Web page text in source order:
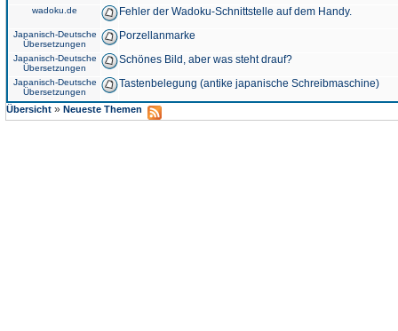
wadoku.de Fehler der Wadoku-Schnittstelle auf dem Handy.
Japanisch-Deutsche
Übersetzungen
Porzellanmarke
Japanisch-Deutsche
Übersetzungen
Schönes Bild, aber was steht drauf?
Japanisch-Deutsche
Übersetzungen
Tastenbelegung (antike japanische Schreibmaschine)
Übersicht » Neueste Themen